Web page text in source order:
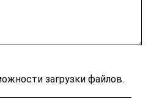
загрузки файлов.